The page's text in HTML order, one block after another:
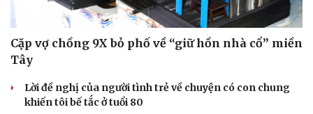
Cặp vợ chồng 9X bỏ phố về “giữ hồn nhà cổ” miền
Tây
Lời đề nghị của người tình trẻ về chuyện có con chung
khiến tôi bế tắc ở tuổi 80